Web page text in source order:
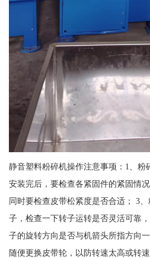
静音塑料粉碎机操作注意事项：1、粉
安装完后，要检查各紧固件的紧固情
同时要检查皮带松紧度是否合适； 3
子，检查一下转子运转是否灵活可靠
子的旋转方向是否与机箭头所指方向
随便更换皮带轮，以防转速太高或转